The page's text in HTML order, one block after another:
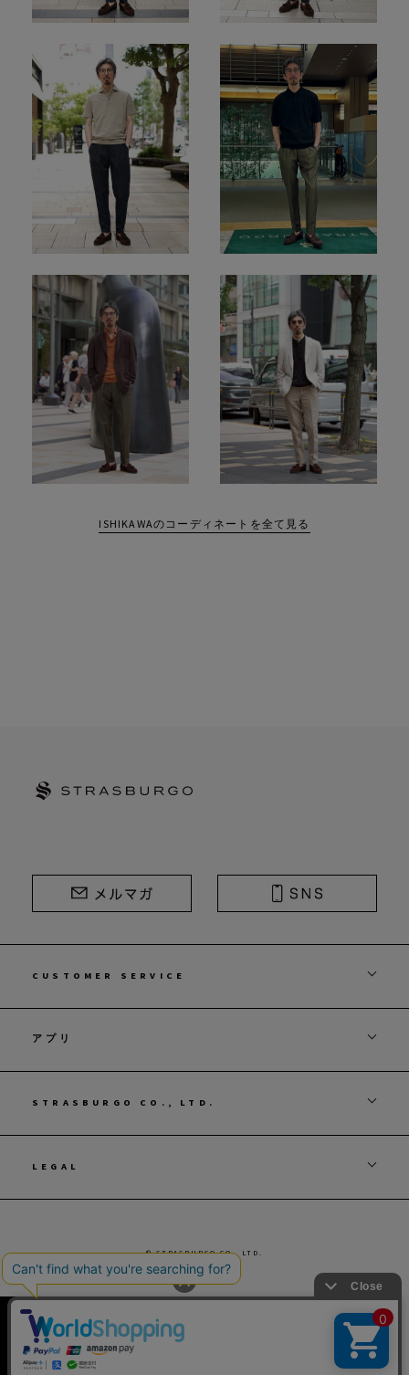
ISHIKAWAのコーディネートを全て見る
CUSTOMER SERVICE
アプリ
STRASBURGO CO., LTD.
LEGAL
© STRASBURGO CO., LTD.